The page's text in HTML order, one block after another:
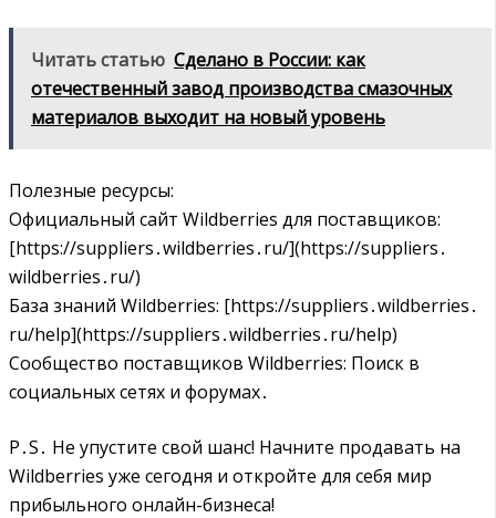
Читать статью Сделано в России: как
отечественный завод производства смазочных
материалов выходит на новый уровень
Полезные ресурсы:
Официальный сайт Wildberries для поставщиков:
[https://suppliers․wildberries․ru/](https://suppliers․
wildberries․ru/)
База знаний Wildberries: [https://suppliers․wildberries․
ru/help](https://suppliers․wildberries․ru/help)
Сообщество поставщиков Wildberries: Поиск в
социальных сетях и форумах․
P․S․ Не упустите свой шанс! Начните продавать на
Wildberries уже сегодня и откройте для себя мир
прибыльного онлайн-бизнеса!